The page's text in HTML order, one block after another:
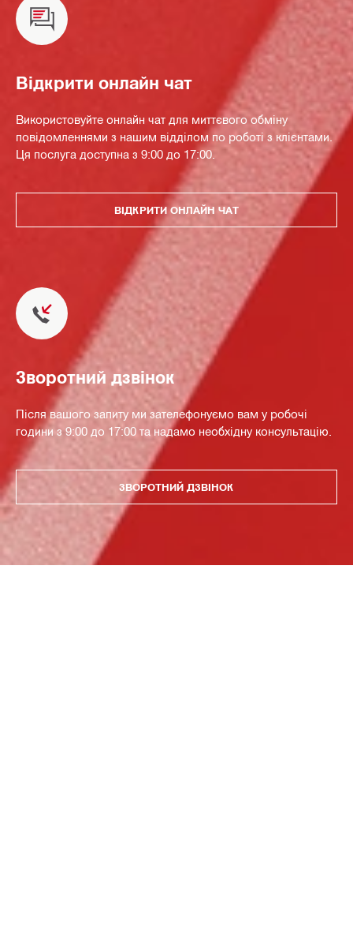
Відкрити онлайн чат
Використовуйте онлайн чат для миттєвого обміну
повідомленнями з нашим відділом по роботі з клієнтами.
Ця послуга доступна з 9:00 до 17:00.
ВІДКРИТИ ОНЛАЙН ЧАТ
Зворотний дзвінок
Після вашого запиту ми зателефонуємо вам у робочі
години з 9:00 до 17:00 та надамо необхідну консультацію.
ЗВОРОТНИЙ ДЗВІНОК